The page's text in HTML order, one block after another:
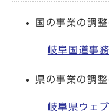
国の事業の調
岐阜国道事
県の事業の調
岐阜県ウェ